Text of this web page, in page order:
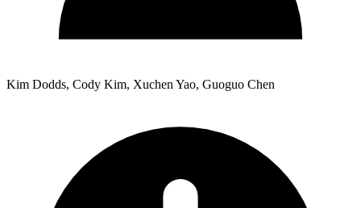
Kim Dodds, Cody Kim, Xuchen Yao, Guoguo Chen